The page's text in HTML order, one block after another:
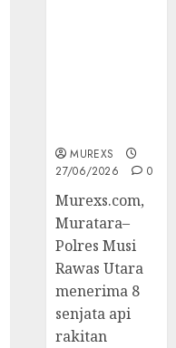
MUREXS
27/06/2026
0
Murexs.com,
Muratara–
Polres Musi
Rawas Utara
menerima 8
senjata api
rakitan